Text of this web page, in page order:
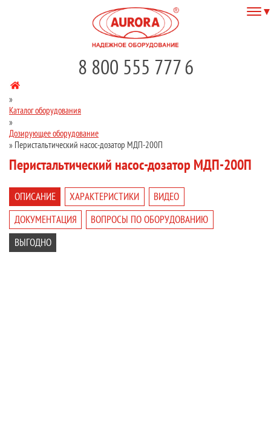
8 800 555 777 6
»
Каталог оборудования
»
Дозирующее оборудование
» Перистальтический насос-дозатор МДП-200П
Перистальтический насос-дозатор МДП-200П
ОПИСАНИЕ ХАРАКТЕРИСТИКИ
ВИДЕО
ДОКУМЕНТАЦИЯ
ВОПРОСЫ ПО ОБОРУДОВАНИЮ
ВЫГОДНО